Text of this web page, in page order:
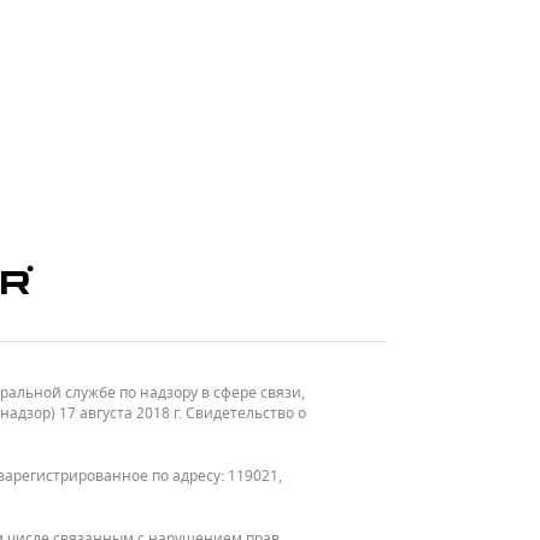
службе по надзору в сфере связи,
17 августа 2018 г. Свидетельство о
по адресу: 119021,